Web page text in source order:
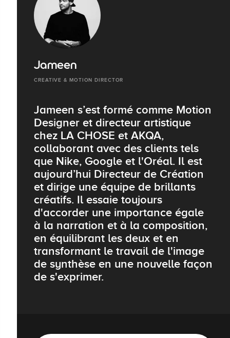
Jameen
CREATIVE & MOTION DIRECTOR
Jameen s’est formé comme Motion
Designer et directeur artistique
chez LA CHOSE et AKQA,
collaborant avec des clients tels
que Nike, Google et l'Oréal. Il est
aujourd’hui Directeur de Création
et dirige une équipe de brillants
créatifs. Il essaie toujours
d'accorder une importance égale
à la narration et à la composition,
en équilibrant les deux et en
transformant le travail de l'image
de synthèse en une nouvelle façon
de s'exprimer.